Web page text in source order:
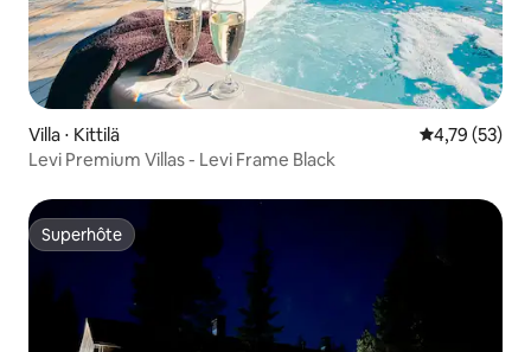
Villa ⋅ Kittilä Évaluation
4,79 (53)
Levi Premium Villas - Levi Frame Black
Superhôte
Superhôte